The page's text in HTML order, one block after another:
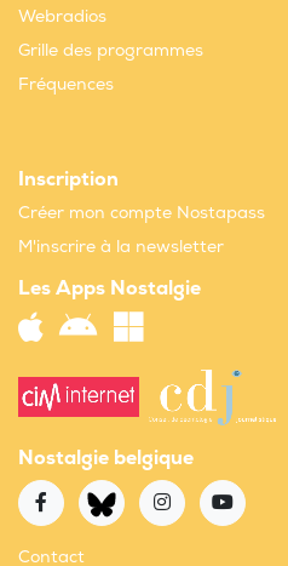
Webradios
Grille des programmes
Fréquences
Inscription
Créer mon compte Nostapass
M'inscrire à la newsletter
Les Apps Nostalgie
Nostalgie belgique
Contact